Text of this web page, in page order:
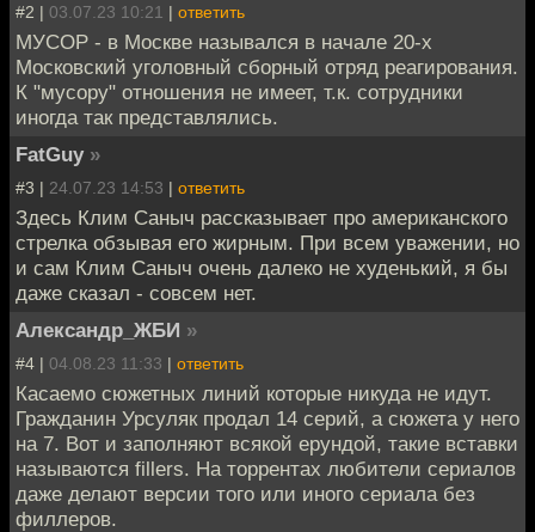
#2 | 03.07.23 10:21 | ответить
МУСОР - в Москве назывался в начале 20-х
Московский уголовный сборный отряд реагирования.
К "мусору" отношения не имеет, т.к. сотрудники
иногда так представлялись.
FatGuy »
#3 | 24.07.23 14:53 | ответить
Здесь Клим Саныч рассказывает про американского
стрелка обзывая его жирным. При всем уважении, но
и сам Клим Саныч очень далеко не худенький, я бы
даже сказал - совсем нет.
Александр_ЖБИ »
#4 | 04.08.23 11:33 | ответить
Касаемо сюжетных линий которые никуда не идут.
Гражданин Урсуляк продал 14 серий, а сюжета у него
на 7. Вот и заполняют всякой ерундой, такие вставки
называются fillers. На торрентах любители сериалов
даже делают версии того или иного сериала без
филлеров.